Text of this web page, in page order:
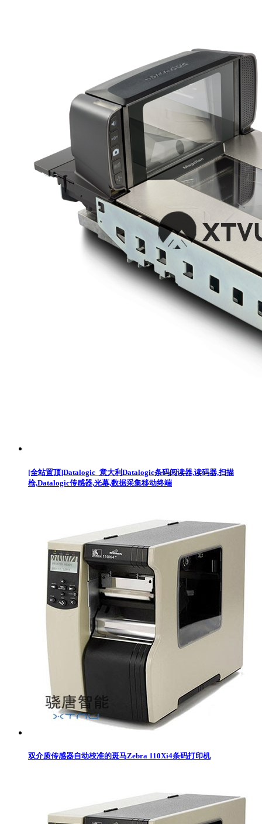
[全站置顶]Datalogic_意大利Datalogic条码阅读器,读码器,扫描
枪,Datalogic传感器,光幕,数据采集移动终端
双介质传感器自动校准的斑马Zebra 110Xi4条码打印机